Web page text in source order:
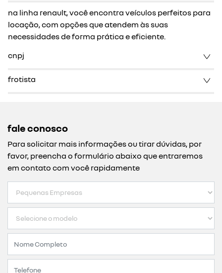
na linha renault, você encontra veículos perfeitos para
locação, com opções que atendem às suas
necessidades de forma prática e eficiente.
cnpj
frotista
fale conosco
Para solicitar mais informações ou tirar dúvidas, por
favor, preencha o formulário abaixo que entraremos
em contato com você rapidamente